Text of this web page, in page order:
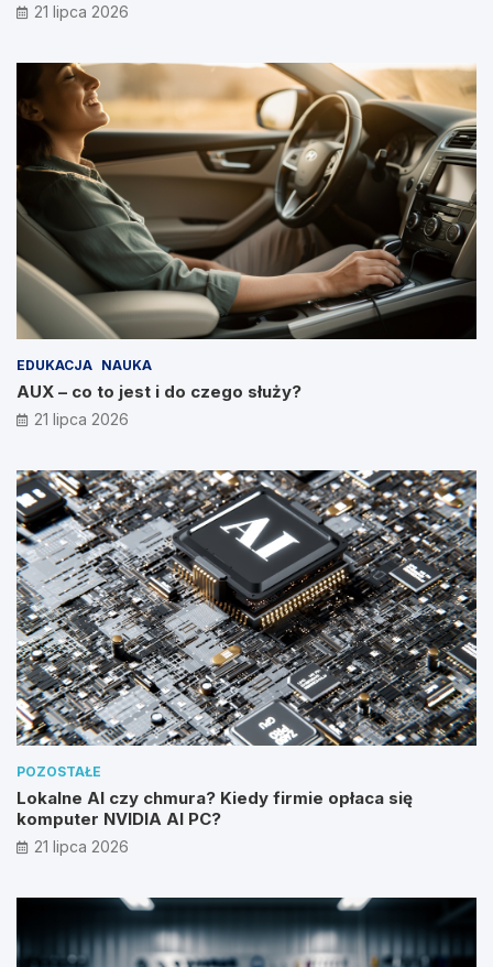
21 lipca 2026
EDUKACJA NAUKA
AUX – co to jest i do czego służy?
21 lipca 2026
POZOSTAŁE
Lokalne AI czy chmura? Kiedy firmie opłaca się
komputer NVIDIA AI PC?
21 lipca 2026